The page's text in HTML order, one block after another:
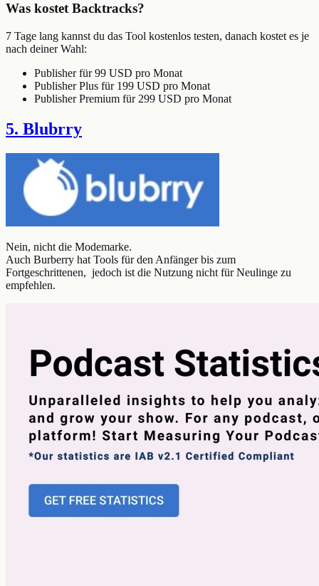
Was kostet Backtracks?
7 Tage lang kannst du das Tool kostenlos testen, danach kostet es je
nach deiner Wahl:
Publisher für 99 USD pro Monat
Publisher Plus für 199 USD pro Monat
Publisher Premium für 299 USD pro Monat
5. Blubrry
Nein, nicht die Modemarke.
Auch Burberry hat Tools für den Anfänger bis zum
Fortgeschrittenen, jedoch ist die Nutzung nicht für Neulinge zu
empfehlen.